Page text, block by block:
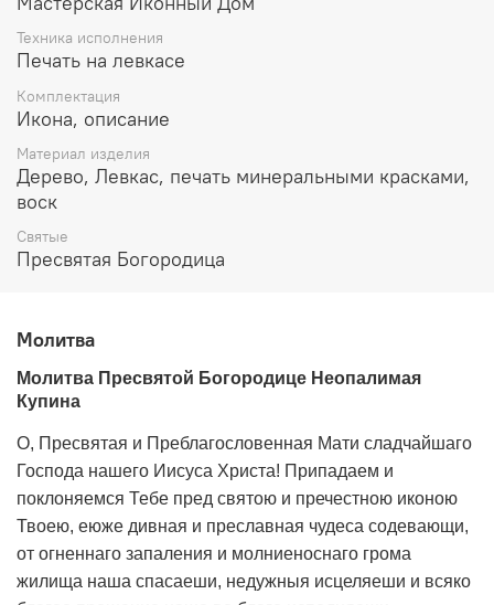
История обретения чудотворной иконы неизвестна.
Само название иконы восходит к Ветхому Завету.
Неопалимая Купина - горящий, но не сгорающий
терновый куст, в котором Бог явился Моисею. Купина
знаменует собой непорочное зачатие Богоматерью
Младенца Иисуса от Духа Святаго.
Празднование иконе установлено 4/17 сентября.Иконе
Божией Матери Неопалимой Купине молятся для
Коронование Пресвятой Богородицы (наверху)
Собор Пресвятой Богородицы
Живоносный Источник
Боголюбская
Покров Пресвятой Богородицы
Нечаянная Радость (2 клейма)
Четырехчастная: Умягчение злых сердец, Утоли
моя печали, Избавление от бед страждующих,
Взыскание погибших
Страстная
Техника исполнения
Печать на левкасе
Комплектация
Икона, описание
Материал изделия
Дерево, Левкас, печать минеральными красками,
воск
Святые
Пресвятая Богородица
Молитва
Молитва Пресвятой Богородице Неопалимая
Купина
О, Пресвятая и Преблагословенная Мати сладчайшаго
Господа нашего Иисуса Христа! Припадаем и
поклоняемся Тебе пред святою и пречестною иконою
Твоею, еюже дивная и преславная чудеса содевающи,
от огненнаго запаления и молниеноснаго грома
жилища наша спасаеши, недужныя исцеляеши и всяко